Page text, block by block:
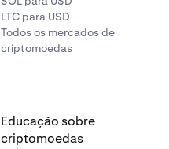
LTC para USD
Todos os mercados de
criptomoedas
Educação sobre
criptomoedas